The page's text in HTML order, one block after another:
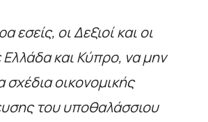
εσείς, οι Δεξιοί και οι
Ελλάδα και Κύπρο, να μην
σχέδια οικονομικής
του υποθαλάσσιου